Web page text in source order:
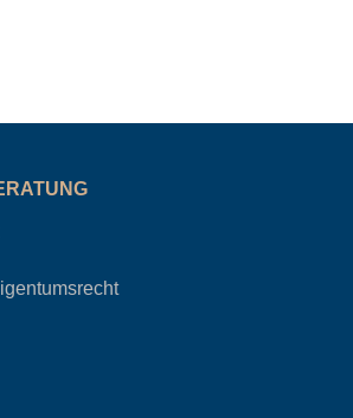
recht